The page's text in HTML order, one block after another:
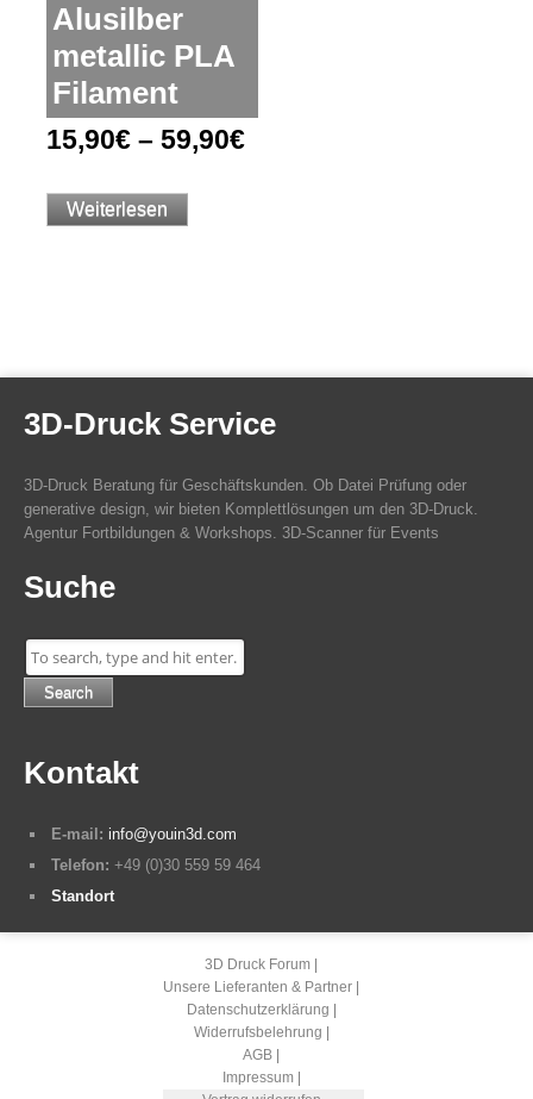
Alusilber
metallic PLA
Filament
15,90€ – 59,90€
Weiterlesen
3D-Druck Service
3D-Druck Beratung für Geschäftskunden. Ob Datei Prüfung oder
generative design, wir bieten Komplettlösungen um den 3D-Druck.
Agentur Fortbildungen & Workshops. 3D-Scanner für Events
Suche
Search
Kontakt
E-mail: info@youin3d.com
Telefon: +49 (0)30 559 59 464
Standort
3D Druck Forum
Unsere Lieferanten & Partner
Datenschutzerklärung
Widerrufsbelehrung
AGB
Impressum